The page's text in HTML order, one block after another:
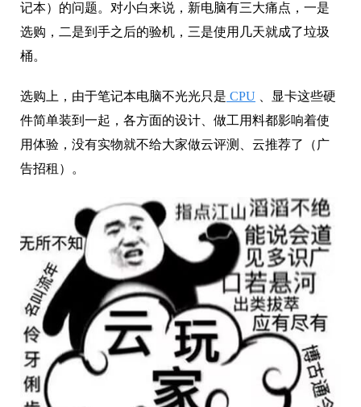
记本）的问题。对小白来说，新电脑有三大痛点，一是
选购，二是到手之后的验机，三是使用几天就成了垃圾
桶。
选购上，由于笔记本电脑不光光只是 CPU 、显卡这些硬
件简单装到一起，各方面的设计、做工用料都影响着使
用体验，没有实物就不给大家做云评测、云推荐了（广
告招租）。